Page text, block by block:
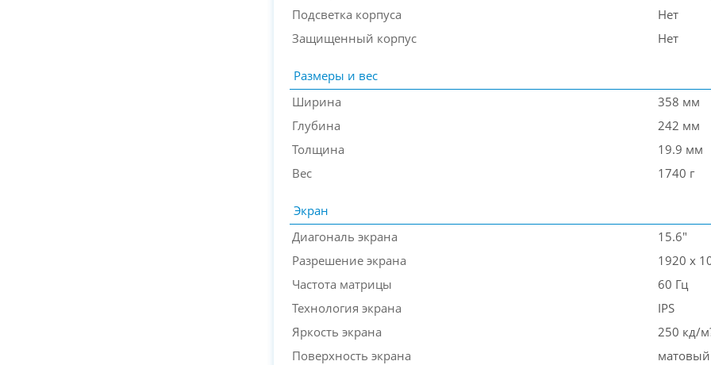
Подсветка корпуса
Нет
Защищенный корпус
Нет
Размеры и вес
Ширина
358 мм
Глубина
242 мм
Толщина
19.9 мм
Вес
1740 г
Экран
Диагональ экрана
15.6"
Разрешение экрана
1920 x
Частота матрицы
60 Гц
Технология экрана
IPS
Яркость экрана
250 кд/
Поверхность экрана
матовый